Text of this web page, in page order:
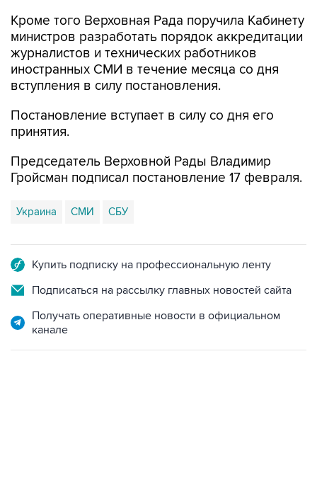
Кроме того Верховная Рада поручила Кабинету
министров разработать порядок аккредитации
журналистов и технических работников
иностранных СМИ в течение месяца со дня
вступления в силу постановления.
Постановление вступает в силу со дня его
принятия.
Председатель Верховной Рады Владимир
Гройсман подписал постановление 17 февраля.
Украина СМИ СБУ
Купить подписку на профессиональную ленту
Подписаться на рассылку главных новостей сайта
Получать оперативные новости в официальном
канале